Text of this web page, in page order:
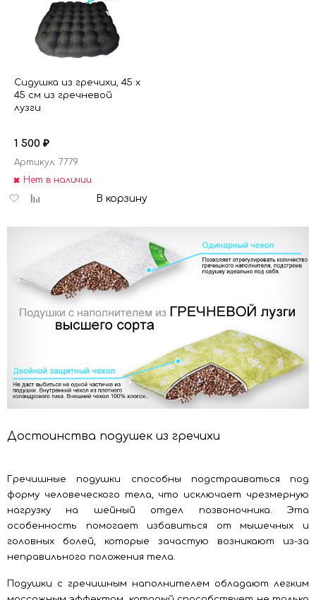
Сидушка из гречихи, 45 х
45 см из гречневой
лузги
1 500 ₽
Артикул: 7779
Нет в наличии
Добавить
избранное
Добавить
сравнению
В корзину
Достоинства подушек из гречихи
Гречишные подушки способны подстраиваться под
форму человеческого тела, что исключает чрезмерную
нагрузку на шейный отдел позвоночника. Эта
особенность помогает избавиться от мышечных и
головных болей, которые зачастую возникают из-за
неправильного положения тела.
Подушки с гречишным наполнителем обладают легким